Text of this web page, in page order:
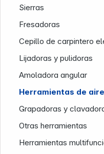
Sierras
Fresadoras
Cepillo de carpintero
Lijadoras y pulidoras
Amoladora angular
Herramientas de
Grapadoras y
Otras herramientas
Herramientas